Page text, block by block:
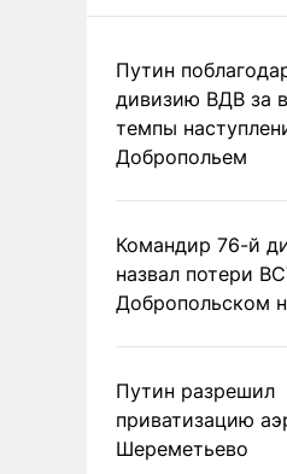
Путин
дивизию ВДВ за
темпы
Добропольем
Командир 76-й
назвал потери
Добропольском
Путин разрешил
приватизацию
Шереметьево